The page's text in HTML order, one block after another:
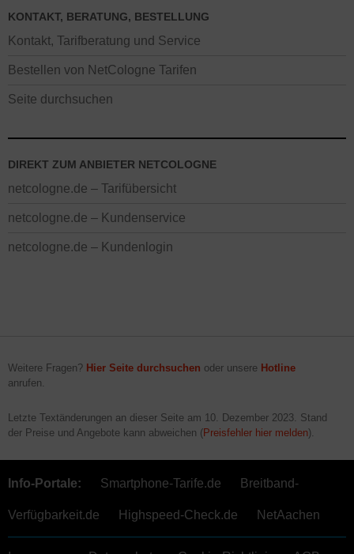
KONTAKT, BERATUNG, BESTELLUNG
Kontakt, Tarifberatung und Service
Bestellen von NetCologne Tarifen
Seite durchsuchen
DIREKT ZUM ANBIETER NETCOLOGNE
netcologne.de – Tarifübersicht
netcologne.de – Kundenservice
netcologne.de – Kundenlogin
Weitere Fragen? Hier Seite durchsuchen oder unsere Hotline
anrufen.
Letzte Textänderungen an dieser Seite am 10. Dezember 2023. Stand
der Preise und Angebote kann abweichen (Preisfehler hier melden).
Info-Portale: Smartphone-Tarife.de Breitband-
Verfügbarkeit.de Highspeed-Check.de NetAachen